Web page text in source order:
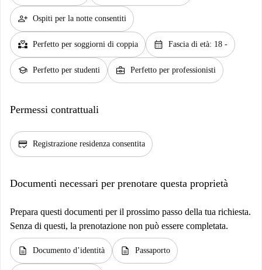
person_add Ospiti per la notte consentiti
partner_heart Perfetto per soggiorni di coppia calendar_month Fascia di età: 18 -
school Perfetto per studenti business_center Perfetto per professionisti
Permessi contrattuali
credit_score Registrazione residenza consentita
Documenti necessari per prenotare questa proprietà
Prepara questi documenti per il prossimo passo della tua richiesta.
Senza di questi, la prenotazione non può essere completata.
description Documento d’identità description Passaporto